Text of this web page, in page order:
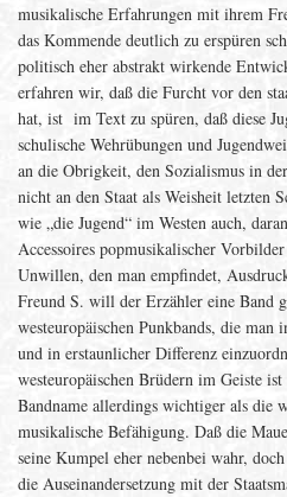
musikalische Erfahrungen mit ihrem
das Kommende deutlich zu erspüren
politisch eher abstrakt wirkende
erfahren wir, daß die Furcht vor den
hat, ist im Text zu spüren, daß diese
schulische Wehrübungen und
an die Obrigkeit, den Sozialismus in
nicht an den Staat als Weisheit letzten
wie „die Jugend“ im Westen auch,
Accessoires popmusikalischer
Unwillen, den man empfindet,
Freund S. will der Erzähler eine Band
westeuropäischen Punkbands, die
und in erstaunlicher Differenz
westeuropäischen Brüdern im Geiste
Bandname allerdings wichtiger als die
musikalische Befähigung. Daß die
seine Kumpel eher nebenbei wahr,
die Auseinandersetzung mit der